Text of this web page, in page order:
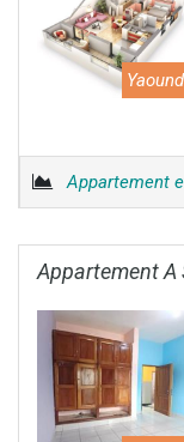
Appartement
Appartement A